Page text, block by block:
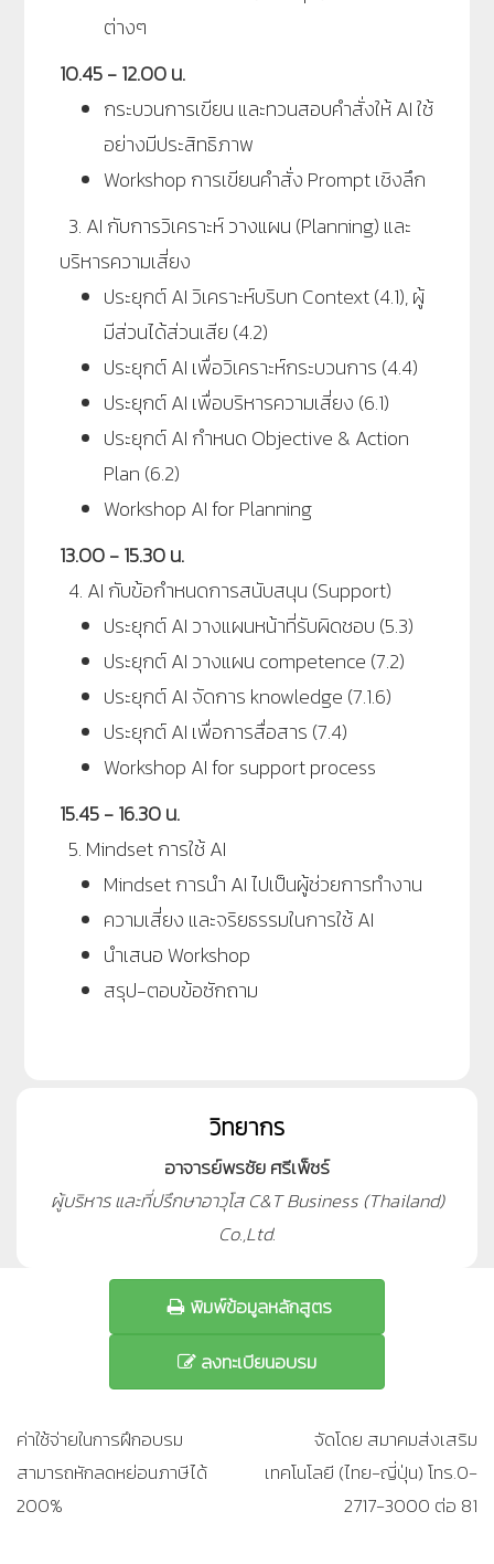
ต่างๆ
10.45 - 12.00 น.
กระบวนการเขียน และทวนสอบคำสั่งให้ AI ใช้
อย่างมีประสิทธิภาพ
Workshop การเขียนคำสั่ง Prompt เชิงลึก
3. AI กับการวิเคราะห์ วางแผน (Planning) และ
บริหารความเสี่ยง
ประยุกต์ AI วิเคราะห์บริบท Context (4.1), ผู้
มีส่วนได้ส่วนเสีย (4.2)
ประยุกต์ AI เพื่อวิเคราะห์กระบวนการ (4.4)
ประยุกต์ AI เพื่อบริหารความเสี่ยง (6.1)
ประยุกต์ AI กำหนด Objective & Action
Plan (6.2)
Workshop AI for Planning
13.00 - 15.30 น.
4. AI กับข้อกำหนดการสนับสนุน (Support)
ประยุกต์ AI วางแผนหน้าที่รับผิดชอบ (5.3)
ประยุกต์ AI วางแผน competence (7.2)
ประยุกต์ AI จัดการ knowledge (7.1.6)
ประยุกต์ AI เพื่อการสื่อสาร (7.4)
Workshop AI for support process
15.45 - 16.30 น.
5. Mindset การใช้ AI
Mindset การนำ AI ไปเป็นผู้ช่วยการทำงาน
ความเสี่ยง และจริยธรรมในการใช้ AI
นำเสนอ Workshop
สรุป-ตอบข้อซักถาม
วิทยากร
อาจารย์พรชัย ศรีเพ็ชร์
ผู้บริหาร และที่ปรึกษาอาวุโส C&T Business (Thailand)
Co.,Ltd.
พิมพ์ข้อมูลหลักสูตร
ลงทะเบียนอบรม
ค่าใช้จ่ายในการฝึกอบรม
สามารถหักลดหย่อนภาษีได้
200%
จัดโดย สมาคมส่งเสริม
เทคโนโลยี (ไทย-ญี่ปุ่น) โทร.0-
2717-3000 ต่อ 81